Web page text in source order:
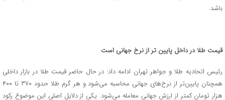
باشد.
قیمت طلا در داخل پایین تر از نرخ جهانی است
رئیس اتحادیه طلا و جواهر تهران ادامه داد: در حال حاضر قیمت طلا در بازار داخلی
همچنان پایین‌تر از نرخ‌های جهانی محاسبه می‌شود و هر گرم طلا حدود ۳۷۰ تا ۴۰۰
هزار تومان کمتر از ارزش جهانی معامله می‌شود. یکی از دلایل اصلی این موضوع رکود